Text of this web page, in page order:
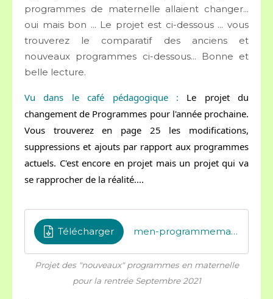
programmes de maternelle allaient changer...
oui mais bon ... Le projet est ci-dessous ... vous
trouverez le comparatif des anciens et
nouveaux programmes ci-dessous... Bonne et
belle lecture.
Vu dans le café pédagogique : Le projet du
changement de Programmes pour l'année prochaine.
Vous trouverez en page 25 les modifications,
suppressions et ajouts par rapport aux programmes
actuels. C'est encore en projet mais un projet qui va
se rapprocher de la réalité....
Télécharger men-programmematernelle2021
Projet des "nouveaux" programmes en maternelle
pour la rentrée Septembre 2021